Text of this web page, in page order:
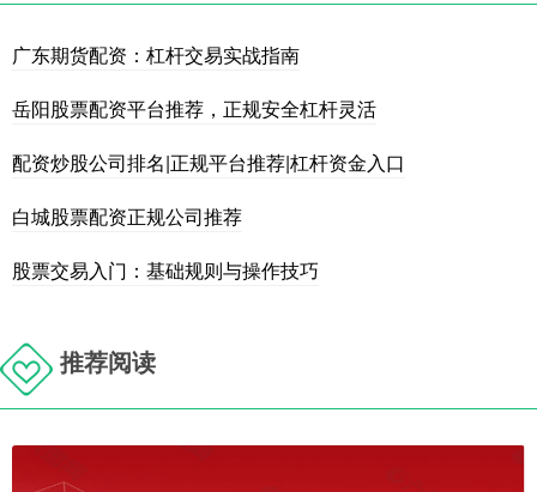
广东期货配资：杠杆交易实战指南
岳阳股票配资平台推荐，正规安全杠杆灵活
配资炒股公司排名|正规平台推荐|杠杆资金入口
白城股票配资正规公司推荐
股票交易入门：基础规则与操作技巧
推荐阅读